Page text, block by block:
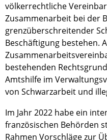
völkerrechtliche
Zusammenarbeit bei der
grenzüberschreitender
Beschäftigung bestehen.
bestehenden
Amtshilfe im
von Schwarzarbeit und
Im Jahr 2022 habe ein
französischen Behörden
Rahmen Vorschläge zur